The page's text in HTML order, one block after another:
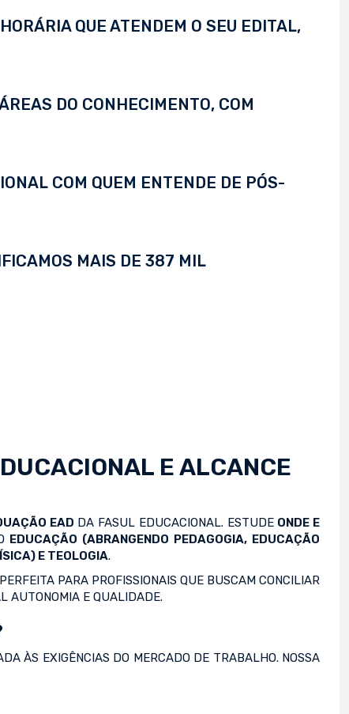
QUE ATENDEM O SEU EDITAL,
DO CONHECIMENTO, COM
COM QUEM ENTENDE DE PÓS-
MAIS DE 387 MIL
E ALCANCE
EAD DA FASUL EDUCACIONAL. ESTUDE ONDE E
EDUCAÇÃO (ABRANGENDO PEDAGOGIA, EDUCAÇÃO
E TEOLOGIA.
PARA PROFISSIONAIS QUE BUSCAM CONCILIAR
AUTONOMIA E QUALIDADE.
ÀS EXIGÊNCIAS DO MERCADO DE TRABALHO. NOSSA